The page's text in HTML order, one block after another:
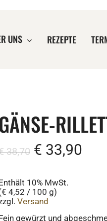
UNS REZEPTE
GÄNSE-
38,70
war:
€ 38,70
€ 33,90
10% MwSt.
€ 4,52 / 100 g)
Versand
gewürzt und